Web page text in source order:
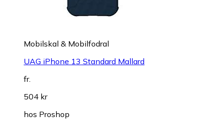
Mobilskal & Mobilfodral
UAG iPhone 13 Standard Mallard
fr.
504 kr
hos Proshop